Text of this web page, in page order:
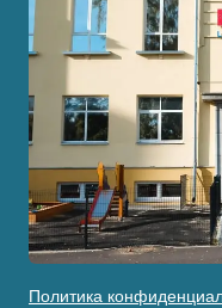
Политика